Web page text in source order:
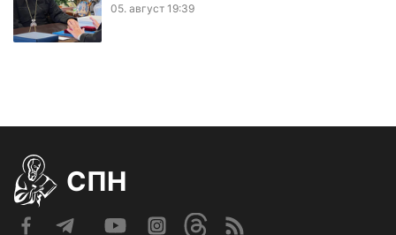
05. август 19:39
СПН